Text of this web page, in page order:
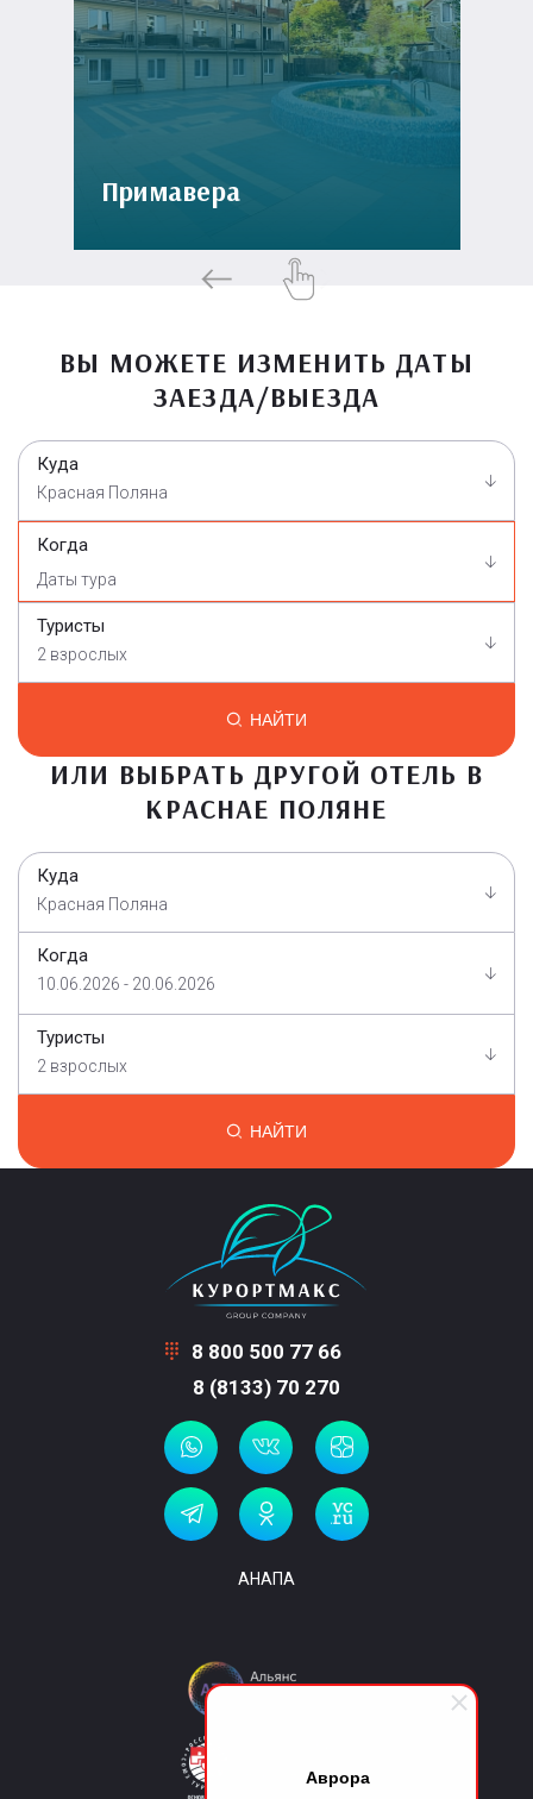
Аврора
Примавера
ВЫ МОЖЕТЕ ИЗМЕНИТЬ ДАТЫ
ЗАЕЗДА/ВЫЕЗДА
Куда
Красная Поляна
Когда
Туристы
2 взрослых
НАЙТИ
ИЛИ ВЫБРАТЬ ДРУГОЙ ОТЕЛЬ В
КРАСНАЕ ПОЛЯНЕ
Куда
Красная Поляна
Когда
10.06.2026 - 20.06.2026
Туристы
2 взрослых
НАЙТИ
8 800 500 77 66
8 (8133) 70 270
АНАПА